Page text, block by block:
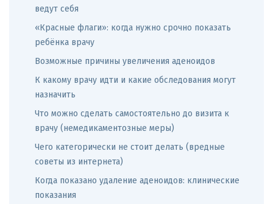
ведут себя
«Красные флаги»: когда нужно срочно показать
ребёнка врачу
Возможные причины увеличения аденоидов
К какому врачу идти и какие обследования могут
назначить
Что можно сделать самостоятельно до визита к
врачу (немедикаментозные меры)
Чего категорически не стоит делать (вредные
советы из интернета)
Когда показано удаление аденоидов: клинические
показания